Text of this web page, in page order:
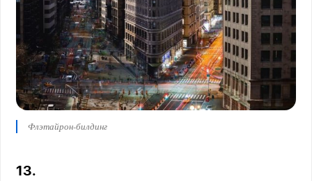
Флэтайрон-билдинг
13.